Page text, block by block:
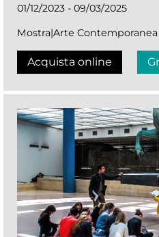
01/12/2023 - 09/03/2025
Mostra|Arte Contemporanea
Acquista online